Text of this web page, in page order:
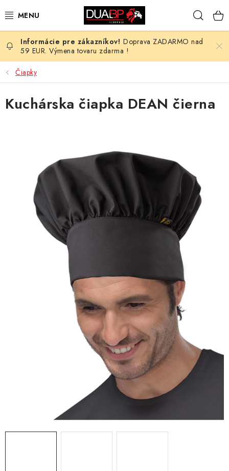
na
NOVÉ
PRACOVNÉ ODEVY
OBUV
OCHRANNÉ POMÔCKY
PROFESIE
Kontakt Chránená dielňa
Pre firmy
Doprava, platba a zľavy
Potlač lôg
Formulár na výmenu tovaru
Kto sme
Reklamačný poriadok
Formulár na vrátenie tovaru /odstúpenie od zmluvy
Zásady ochrany osobných údajov
Pravidlá a nastavenia cookies
Moja objednávka
Doprava ZADARMO nad
59 EUR. Výmena tovaru zdarma !
Čiapky
Kuchárska čiapka DEAN čierna